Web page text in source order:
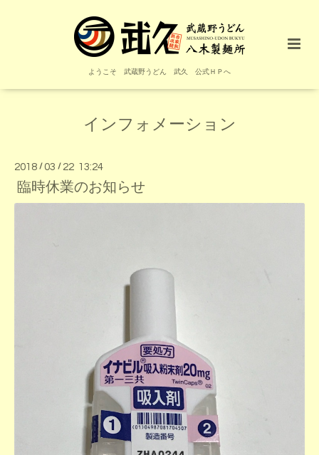
ようこそ 武蔵野うどん 武久 公式ＨＰへ
インフォメーション
2018 / 03 / 22 13:24
臨時休業のお知らせ